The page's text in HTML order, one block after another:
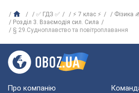
✅ ГДЗ ✅ ⚡ 7 клас ⚡ Фізика
Розділ 3. Взаємодія сил. Сила
§ 29.Судноплавство та повітроплавання
Про компанію